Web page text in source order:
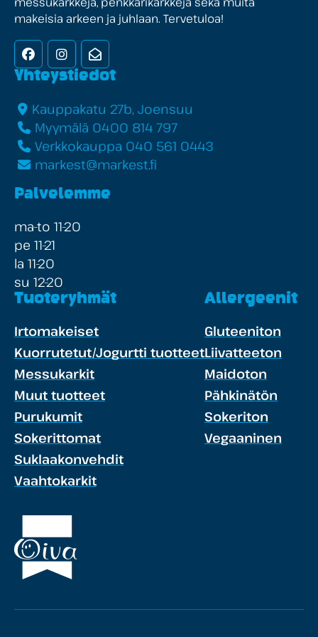
makeisia arkeen ja juhlaan. Tervetuloa!
FacebookInstagramUutiskirje
Yhteystiedot
Kauppakatu 27b, Joensuu
Myymälä 0400 814 797
Verkkokauppa 040 561 0443
markest@markest.fi
Palvelemme
ma-to 11-20
pe 11-21
la 11-20
su 12-20
Tuoteryhmät
Irtomakeiset
Kuorrutetut/Jogurtti tuotteet
Messukarkit
Muut tuotteet
Purukumit
Sokerittomat
Suklaakonvehdit
Vaahtokarkit
Allergeenit
Gluteeniton
Liivatteeton
Maidoton
Pähkinätön
Sokeriton
Vegaaninen